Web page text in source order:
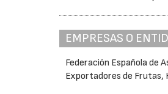
EMPRESAS O
Federación Española de
Exportadores de Frutas,